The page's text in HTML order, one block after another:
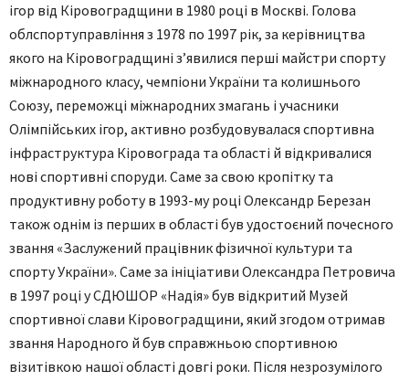
ігор від Кіровоградщини в 1980 році в Москві. Голова
облспортуправління з 1978 по 1997 рік, за керівництва
якого на Кіровоградщині з’явилися перші майстри спорту
міжнародного класу, чемпіони України та колишнього
Союзу, переможці міжнародних змагань і учасники
Олімпійських ігор, активно розбудовувалася спортивна
інфраструктура Кіровограда та області й відкривалися
нові спортивні споруди. Саме за свою кропітку та
продуктивну роботу в 1993-му році Олександр Березан
також однім із перших в області був удостоєний почесного
звання «Заслужений працівник фізичної культури та
спорту України». Саме за ініціативи Олександра Петровича
в 1997 році у СДЮШОР «Надія» був відкритий Музей
спортивної слави Кіровоградщини, який згодом отримав
звання Народного й був справжньою спортивною
візитівкою нашої області довгі роки. Після незрозумілого